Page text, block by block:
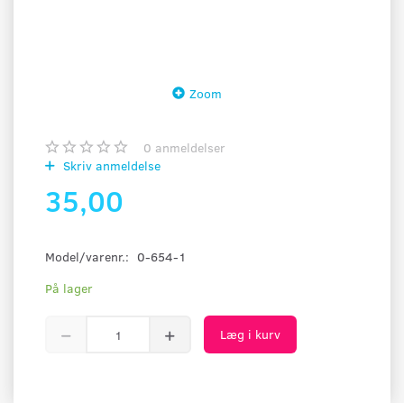
Zoom
0 anmeldelser
Skriv anmeldelse
35,00
Model/varenr.: 0-654-1
På lager
Læg i kurv